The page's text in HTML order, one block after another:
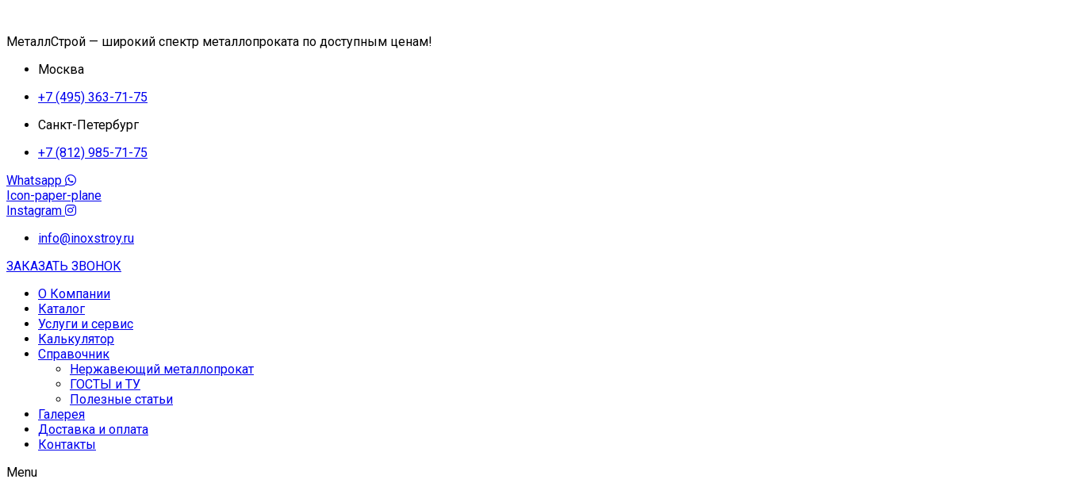
МеталлСтрой — широкий спектр металлопроката по доступным ценам!
Москва
+7 (495) 363-71-75
Санкт-Петербург
+7 (812) 985-71-75
Whatsapp
Icon-paper-plane
Instagram
info@inoxstroy.ru
ЗАКАЗАТЬ ЗВОНОК
О Компании
Каталог
Услуги и сервис
Калькулятор
Справочник
Нержавеющий металлопрокат
ГОСТЫ и ТУ
Полезные статьи
Галерея
Доставка и оплата
Контакты
Menu